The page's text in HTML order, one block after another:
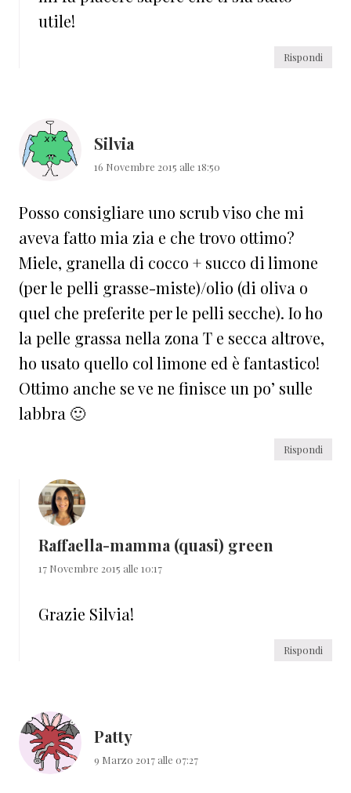
utile!
Rispondi
Silvia
16 Novembre 2015 alle 18:50
Posso consigliare uno scrub viso che mi
aveva fatto mia zia e che trovo ottimo?
Miele, granella di cocco + succo di limone
(per le pelli grasse-miste)/olio (di oliva o
quel che preferite per le pelli secche). Io ho
la pelle grassa nella zona T e secca altrove,
ho usato quello col limone ed è fantastico!
Ottimo anche se ve ne finisce un po’ sulle
labbra 🙂
Rispondi
Raffaella-mamma (quasi) green
17 Novembre 2015 alle 10:17
Grazie Silvia!
Rispondi
Patty
9 Marzo 2017 alle 07:27